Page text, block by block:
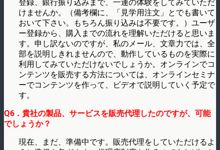
登録、銀行振り込みまで、一連の体験をしてみていただ
けませんか。（備考欄に、「見学用注文」とでも書いて
おいて下さい。もちろん振り込みは不要です。）ユーザ
ー登録から、購入までの流れを理解いただけると思いま
す。申し訳ないのですが、私のメール、文章力では、全
部を説明しきれませんので、動作しているものを実際に
利用してみていただけないでしょうか。オンラインでコ
ンテンツを販売する方法については、オンラインセミナ
ーでコンテンツを作って、ビデオで説明していく予定で
す。
Q6．貴社の製品、サービスを販売代理したのですが、可能
でしょうか？
現在、まだ、準備中です。販売代理をしていただけるよ